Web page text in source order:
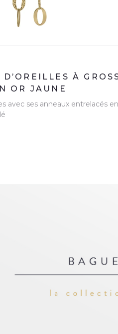
À
OR JAUNE
avec ses anneaux entrelacés